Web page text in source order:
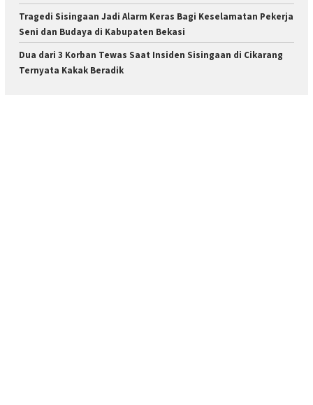
Tragedi Sisingaan Jadi Alarm Keras Bagi Keselamatan Pekerja
Seni dan Budaya di Kabupaten Bekasi
Dua dari 3 Korban Tewas Saat Insiden Sisingaan di Cikarang
Ternyata Kakak Beradik